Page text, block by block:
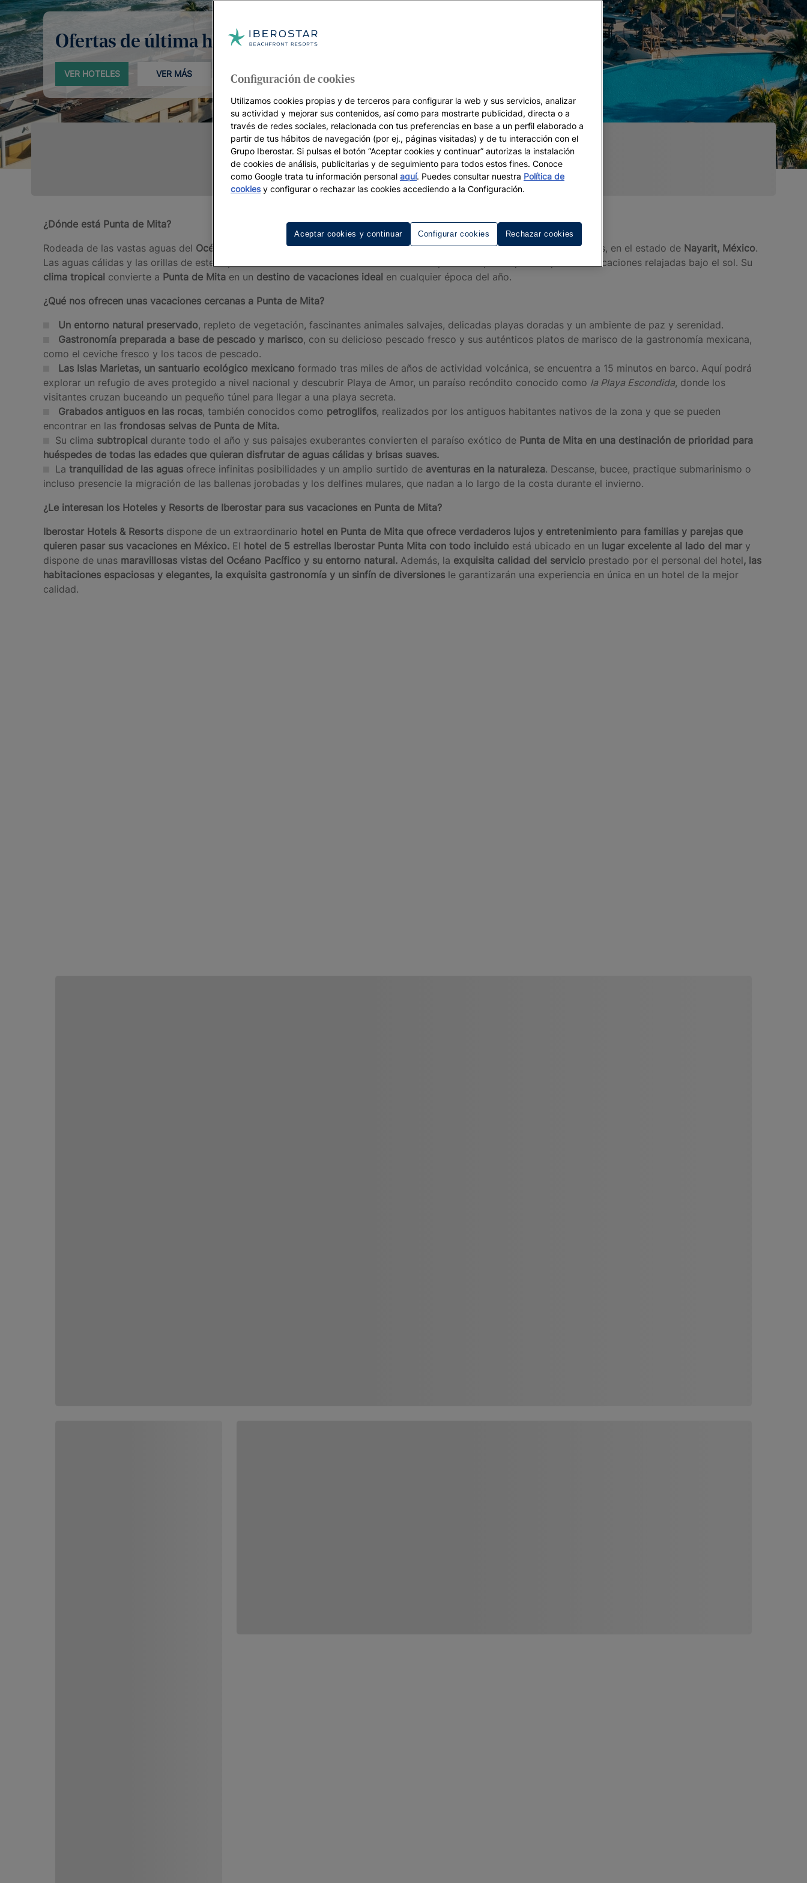
Ofertas de última hora
VER HOTELES VER MÁS
¿Dónde está Punta de Mita?
Rodeada de las vastas aguas del Océano Pacífico, Punta de Mitaestá ubicada en el extremo norte de la Bahía de Banderas, en el estado de Nayarit, México.
Las aguas cálidas y las orillas de este espectacular destino de vacaciones son ideales para cualquiera que busque unas vacaciones relajadas bajo el sol. Su
clima tropical convierte a Punta de Mita en un destino de vacaciones ideal en cualquier época del año.
¿Qué nos ofrecen unas vacaciones cercanas a Punta de Mita?
Un entorno natural preservado, repleto de vegetación, fascinantes animales salvajes, delicadas playas doradas y un ambiente de paz y serenidad.
Gastronomía preparada a base de pescado y marisco, con su delicioso pescado fresco y sus auténticos platos de marisco de la gastronomía mexicana,
como el ceviche fresco y los tacos de pescado.
Las Islas Marietas, un santuario ecológico mexicano formado tras miles de años de actividad volcánica, se encuentra a 15 minutos en barco. Aquí podrá
explorar un refugio de aves protegido a nivel nacional y descubrir Playa de Amor, un paraíso recóndito conocido como la Playa Escondida, donde los
visitantes cruzan buceando un pequeño túnel para llegar a una playa secreta.
Grabados antiguos en las rocas, también conocidos como petroglifos, realizados por los antiguos habitantes nativos de la zona y que se pueden
encontrar en las frondosas selvas de Punta de Mita.
Su clima subtropical durante todo el año y sus paisajes exuberantes convierten el paraíso exótico de Punta de Mita en una destinación de prioridad para
huéspedes de todas las edades que quieran disfrutar de aguas cálidas y brisas suaves.
La tranquilidad de las aguas ofrece infinitas posibilidades y un amplio surtido de aventuras en la naturaleza. Descanse, bucee, practique submarinismo o
incluso presencie la migración de las ballenas jorobadas y los delfines mulares, que nadan a lo largo de la costa durante el invierno.
¿Le interesan los Hoteles y Resorts de Iberostar para sus vacaciones en Punta de Mita?
Iberostar Hotels & Resorts dispone de un extraordinario hotel en Punta de Mita que ofrece verdaderos lujos y entretenimiento para familias y parejas que
quieren pasar sus vacaciones en México. El hotel de 5 estrellas Iberostar Punta Mita con todo incluido está ubicado en un lugar excelente al lado del mar y
dispone de unas maravillosas vistas del Océano Pacífico y su entorno natural. Además, la exquisita calidad del servicio prestado por el personal del hotel, las
habitaciones espaciosas y elegantes, la exquisita gastronomía y un sinfín de diversiones le garantizarán una experiencia en única en un hotel de la mejor
calidad.
Configuración de cookies
Utilizamos cookies propias y de terceros para configurar la web y sus servicios, analizar
su actividad y mejorar sus contenidos, así como para mostrarte publicidad, directa o a
través de redes sociales, relacionada con tus preferencias en base a un perfil elaborado a
partir de tus hábitos de navegación (por ej., páginas visitadas) y de tu interacción con el
Grupo Iberostar. Si pulsas el botón “Aceptar cookies y continuar” autorizas la instalación
de cookies de análisis, publicitarias y de seguimiento para todos estos fines. Conoce
como Google trata tu información personal aquí. Puedes consultar nuestra Política de
cookiesy configurar o rechazar las cookies accediendo a la Configuración.
Configurar cookies Rechazar cookies
Aceptar cookies y continuar